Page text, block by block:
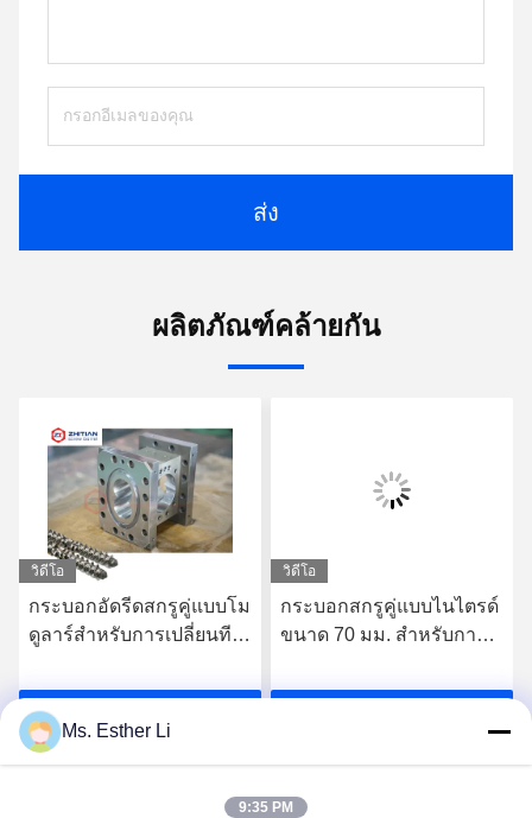
ส่ง
ผลิตภัณฑ์คล้ายกัน
วิดีโอ
กระบอกอัดรีดสกรูคู่แบบโม
ดูลาร์สำหรับการเปลี่ยนที
รับราคาที่ดีที่สุด
วิดีโอ
กระบอกสกรูคู่แบบไนไตรด์
ขนาด 70 มม. สำหรับการ
Ms. Esther Li
9:35 PM